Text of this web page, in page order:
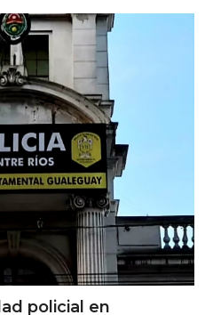
policial en